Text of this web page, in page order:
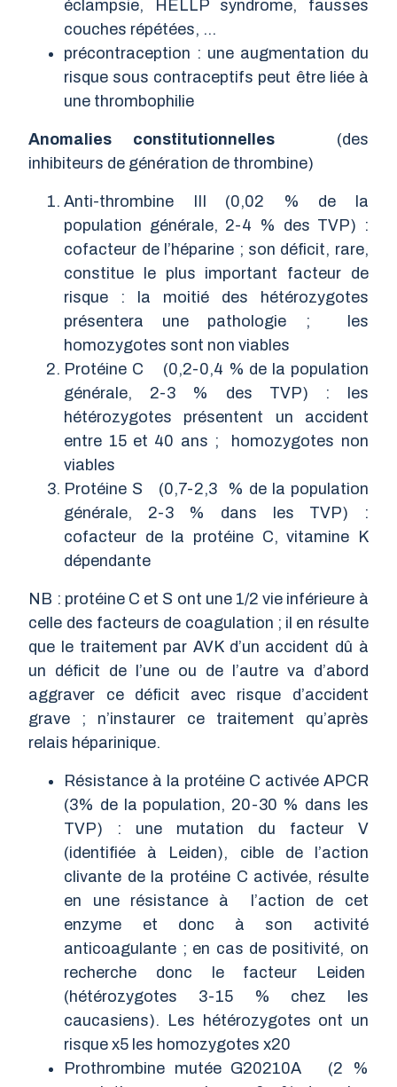
éclampsie, HELLP syndrome, fausses
couches répétées, …
précontraception : une augmentation du
risque sous contraceptifs peut être liée à
une thrombophilie
Anomalies constitutionnelles(des
inhibiteurs de génération de thrombine)
Anti-thrombine III (0,02 % de la
population générale, 2-4 % des TVP) :
cofacteur de l’héparine ; son déficit, rare,
constitue le plus important facteur de
risque : la moitié des hétérozygotes
présentera une pathologie ; les
homozygotes sont non viables
Protéine C (0,2-0,4 % de la population
générale, 2-3 % des TVP) : les
hétérozygotes présentent un accident
entre 15 et 40 ans ; homozygotes non
viables
Protéine S (0,7-2,3 % de la population
générale, 2-3 % dans les TVP) :
cofacteur de la protéine C, vitamine K
dépendante
NB : protéine C et S ont une 1/2 vie inférieure à
celle des facteurs de coagulation ; il en résulte
que le traitement par AVK d’un accident dû à
un déficit de l’une ou de l’autre va d’abord
aggraver ce déficit avec risque d’accident
grave ; n’instaurer ce traitement qu’après
relais héparinique.
Résistance à la protéine C activée APCR
(3% de la population, 20-30 % dans les
TVP) : une mutation du facteur V
(identifiée à Leiden), cible de l’action
clivante de la protéine C activée, résulte
en une résistance à l’action de cet
enzyme et donc à son activité
anticoagulante ; en cas de positivité, on
recherche donc le facteur Leiden
(hétérozygotes 3-15 % chez les
caucasiens). Les hétérozygotes ont un
risque x5 les homozygotes x20
Prothrombine mutée G20210A (2 %